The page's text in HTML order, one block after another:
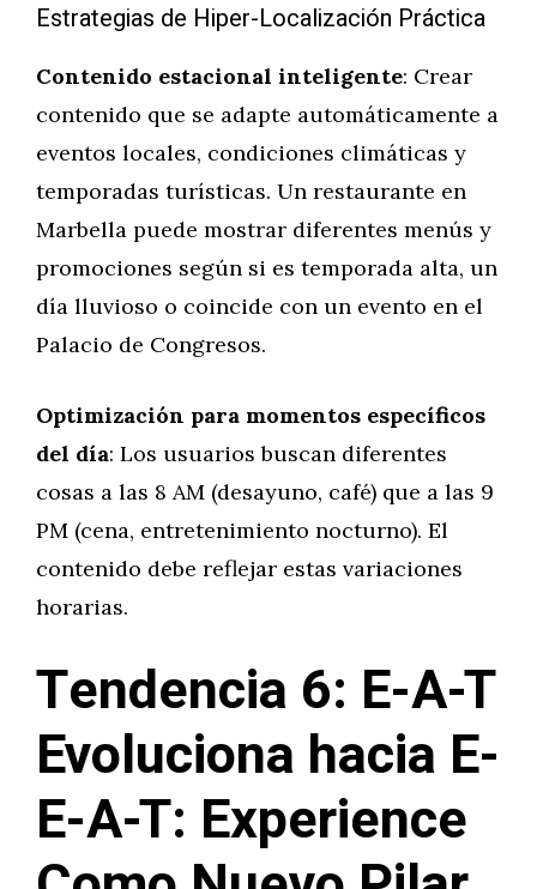
Estrategias de Hiper-Localización Práctica
Contenido estacional inteligente: Crear
contenido que se adapte automáticamente a
eventos locales, condiciones climáticas y
temporadas turísticas. Un restaurante en
Marbella puede mostrar diferentes menús y
promociones según si es temporada alta, un
día lluvioso o coincide con un evento en el
Palacio de Congresos.
Optimización para momentos específicos
del día: Los usuarios buscan diferentes
cosas a las 8 AM (desayuno, café) que a las 9
PM (cena, entretenimiento nocturno). El
contenido debe reflejar estas variaciones
horarias.
Tendencia 6: E-A-T
Evoluciona hacia E-
E-A-T: Experience